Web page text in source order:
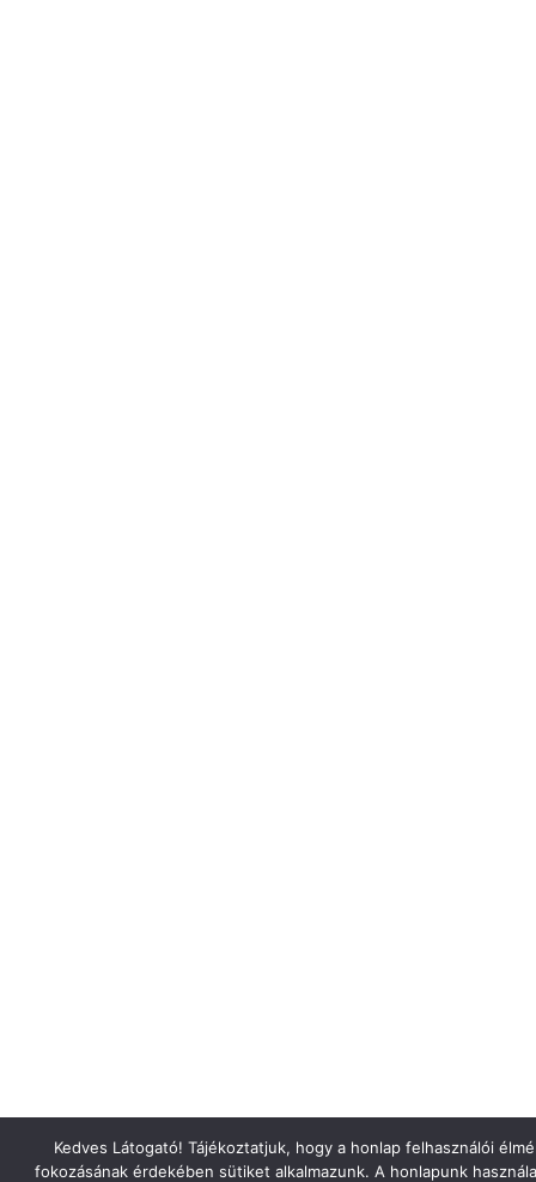
Kedves Látogató! Tájékoztatjuk, hogy a honlap felhasználói
fokozásának érdekében sütiket alkalmazunk. A honlapunk